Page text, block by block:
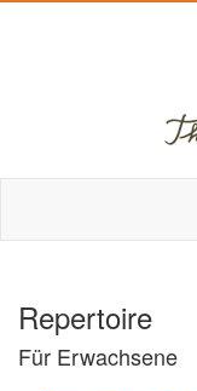
Repertoire
Für Erwachsene